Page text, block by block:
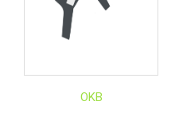
OKB